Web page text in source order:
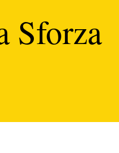
Sforza